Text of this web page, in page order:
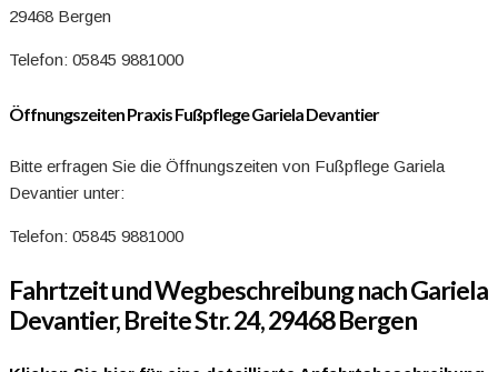
29468 Bergen
Telefon: 05845 9881000
Öffnungszeiten Praxis Fußpflege Gariela Devantier
Bitte erfragen Sie die Öffnungszeiten von Fußpflege Gariela
Devantier unter:
Telefon: 05845 9881000
Fahrtzeit und Wegbeschreibung nach Gariela
Devantier, Breite Str. 24, 29468 Bergen